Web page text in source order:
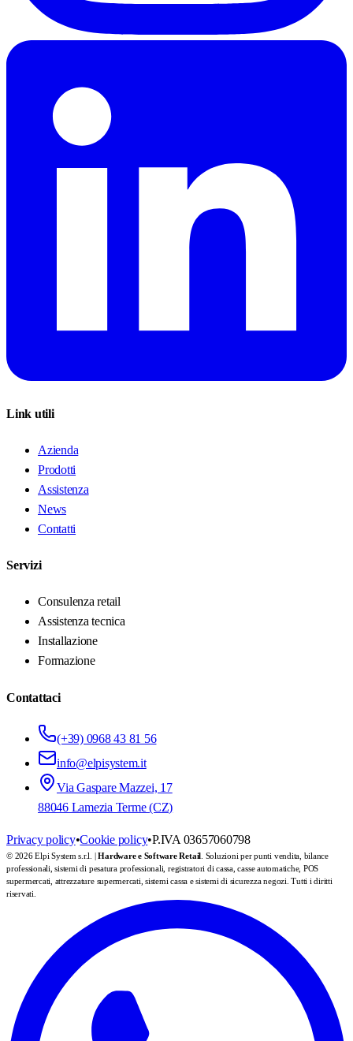
Link utili
Azienda
Prodotti
Assistenza
News
Contatti
Servizi
Consulenza retail
Assistenza tecnica
Installazione
Formazione
Contattaci
(+39) 0968 43 81 56
info@elpisystem.it
Via Gaspare Mazzei, 17
88046 Lamezia Terme (CZ)
Privacy policy•Cookie policy•P.IVA 03657060798
© 2026 Elpi System s.r.l. |Hardware e Software Retail . Soluzioni per punti vendita, bilance
professionali, sistemi di pesatura professionali, registratori di cassa, casse automatiche, POS
supermercati, attrezzature supermercati, sistemi cassa e sistemi di sicurezza negozi. Tutti i diritti
riservati.